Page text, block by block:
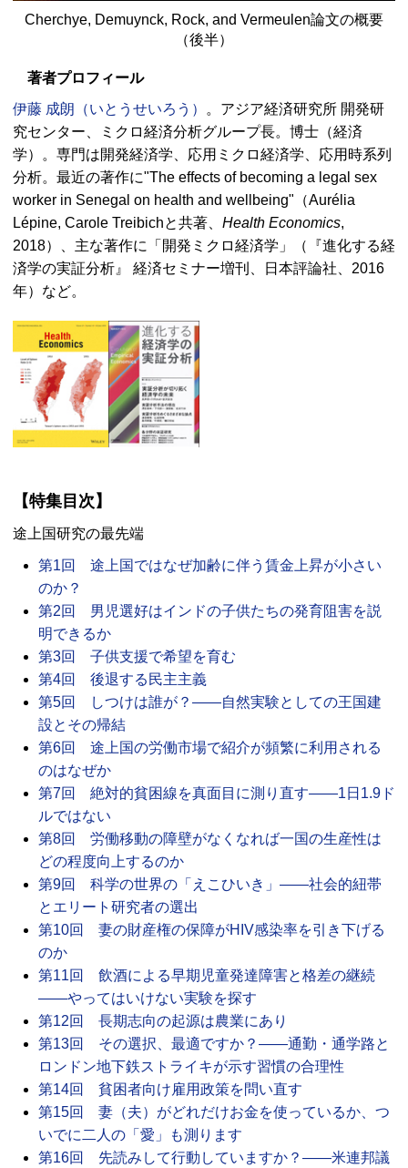
Cherchye, Demuynck, Rock, and Vermeulen論文の概要
（後半）
著者プロフィール
伊藤 成朗（いとうせいろう）
。アジア経済研究所 開発研
究センター、ミクロ経済分析グループ長。博士（経済
学）。専門は開発経済学、応用ミクロ経済学、応用時系列
分析。最近の著作に"The effects of becoming a legal sex
worker in Senegal on health and wellbeing"（Aurélia
Lépine, Carole Treibichと共著、 Health Economics,
2018）、主な著作に「開発ミクロ経済学」（『進化する経
済学の実証分析』 経済セミナー増刊、日本評論社、2016
年）など。
【特集目次】
途上国研究の最先端
第1回 途上国ではなぜ加齢に伴う賃金上昇が小さい
のか？
第2回 男児選好はインドの子供たちの発育阻害を説
明できるか
第3回 子供支援で希望を育む
第4回 後退する民主主義
第5回 しつけは誰が？――自然実験としての王国建
設とその帰結
第6回 途上国の労働市場で紹介が頻繁に利用される
のはなぜか
第7回 絶対的貧困線を真面目に測り直す――1日1.9ド
ルではない
第8回 労働移動の障壁がなくなれば一国の生産性は
どの程度向上するのか
第9回 科学の世界の「えこひいき」――社会的紐帯
とエリート研究者の選出
第10回 妻の財産権の保障がHIV感染率を引き下げる
のか
第11回 飲酒による早期児童発達障害と格差の継続
――やってはいけない実験を探す
第12回 長期志向の起源は農業にあり
第13回 その選択、最適ですか？――通勤・通学路と
ロンドン地下鉄ストライキが示す習慣の合理性
第14回 貧困者向け雇用政策を問い直す
第15回 妻（夫）がどれだけお金を使っているか、つ
いでに二人の「愛」も測ります
第16回 先読みして行動していますか？――米連邦議